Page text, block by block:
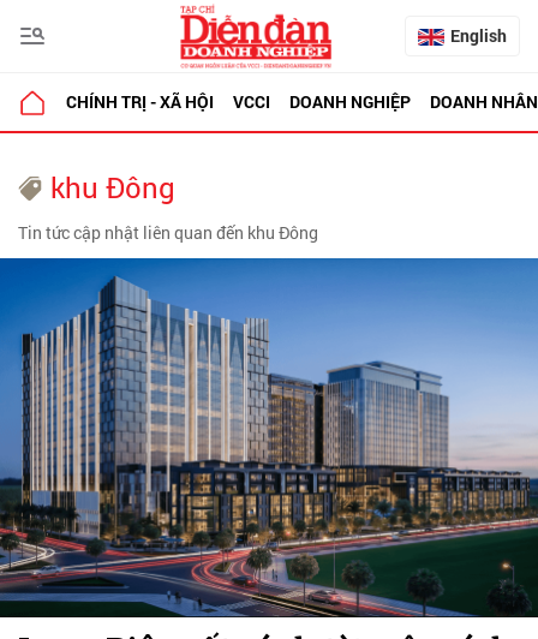
English
CHÍNH TRỊ - XÃ HỘI VCCI DOANH NGHIỆP DOANH NHÂN
khu Đông
Tin tức cập nhật liên quan đến khu Đông